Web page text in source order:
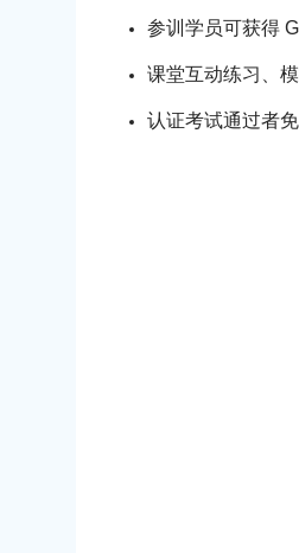
参训学员可获得
课堂互动练习、
认证考试通过者